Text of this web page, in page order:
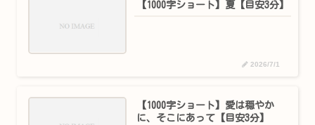
【1000字ショート】夏【目安3分】
2026/7/1
【1000字ショート】愛は穏やか
に、そこにあって【目安3分】